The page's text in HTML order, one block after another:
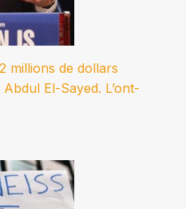
millions de dollars
El-Sayed. L’ont-